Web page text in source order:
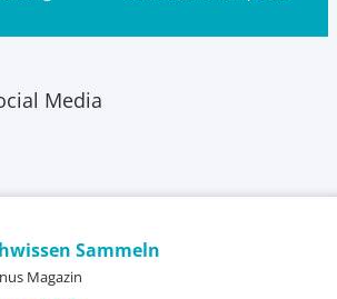
Media
Sammeln
Magazin